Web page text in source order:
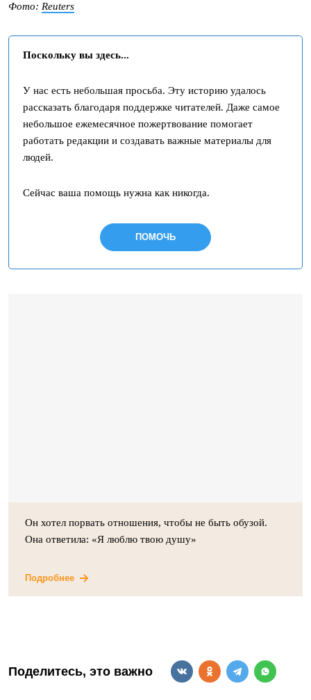
Фото: Reuters
Поскольку вы здесь...
У нас есть небольшая просьба. Эту историю удалось
рассказать благодаря поддержке читателей. Даже самое
небольшое ежемесячное пожертвование помогает
работать редакции и создавать важные материалы для
людей.
Сейчас ваша помощь нужна как никогда.
ПОМОЧЬ
Он хотел порвать отношения, чтобы не быть обузой.
Она ответила: «Я люблю твою душу»
Подробнее
Поделитесь, это важно